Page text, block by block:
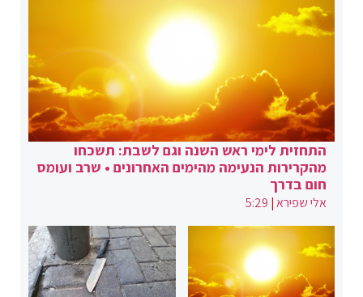
התחזית לימי ראש השנה וגם לשבת: תשכחו
מהקרירות הנעימה מהימים האחרונים • שרב ועומס
חום בדרך
אלי שפירא|
5:29